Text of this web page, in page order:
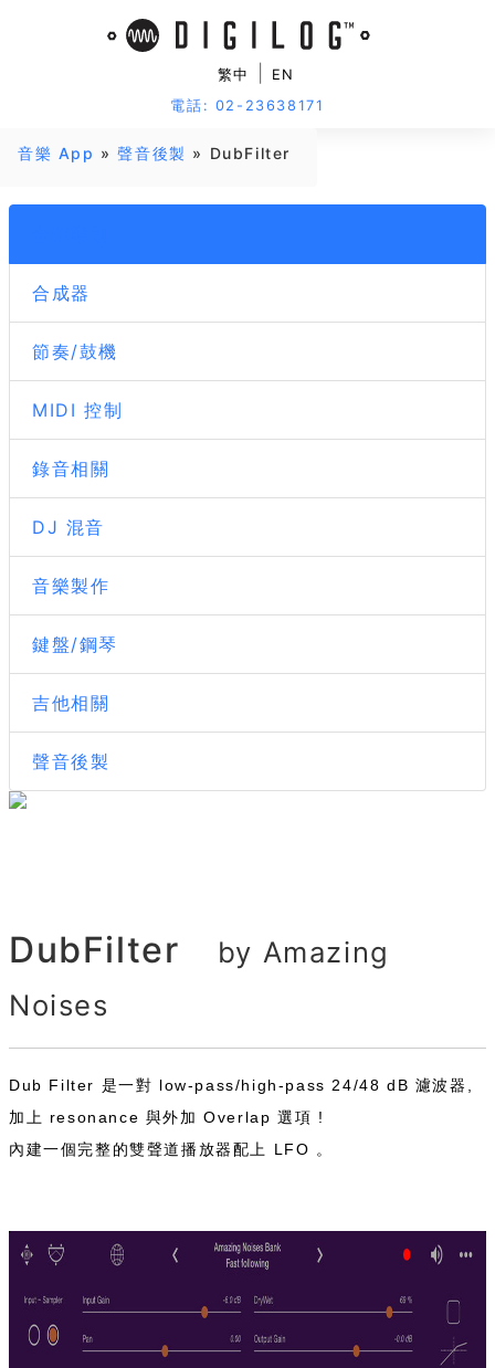
繁中
EN
電話: 02-23638171
音樂 App »聲音後製 » DubFilter
合成器
節奏/鼓機
MIDI 控制
錄音相關
DJ 混音
音樂製作
鍵盤/鋼琴
吉他相關
聲音後製
DubFilter by Amazing
Noises
Dub Filter 是一對 low-pass/high-pass 24/48 dB 濾波器,
加上 resonance 與外加 Overlap 選項 !
內建一個完整的雙聲道播放器配上 LFO 。